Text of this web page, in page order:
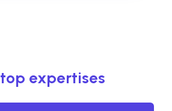
top expertises